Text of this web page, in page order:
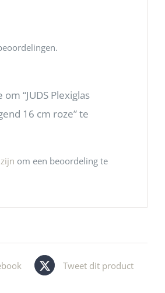
“JUDS Plexiglas
16 cm roze” te
om een beoordeling te
Tweet dit product